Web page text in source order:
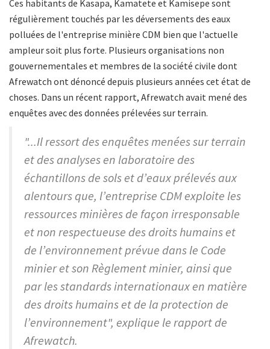
Ces habitants de Kasapa, Kamatete et Kamisepe sont
régulièrement touchés par les déversements des eaux
polluées de l'entreprise minière CDM bien que l'actuelle
ampleur soit plus forte. Plusieurs organisations non
gouvernementales et membres de la société civile dont
Afrewatch ont dénoncé depuis plusieurs années cet état de
choses. Dans un récent rapport, Afrewatch avait mené des
enquêtes avec des données prélevées sur terrain.
"...Il ressort des enquêtes menées sur terrain
et des analyses en laboratoire des
échantillons de sols et d’eaux prélevés aux
alentours que, l’entreprise CDM exploite les
ressources minières de façon irresponsable
et non respectueuse des droits humains et
de l’environnement prévue dans le Code
minier et son Règlement minier, ainsi que
par les standards internationaux en matière
des droits humains et de la protection de
l’environnement", explique le rapport de
Afrewatch.